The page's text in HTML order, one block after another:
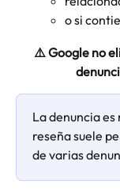
o si
⚠️ Google no
La denuncia
reseña suele
de varias